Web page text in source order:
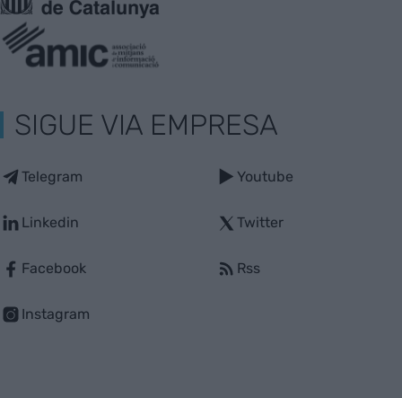
SIGUE VIA EMPRESA
Telegram
Linkedin
Facebook
Instagram
Youtube
Twitter
Rss